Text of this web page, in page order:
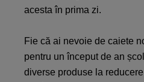
acesta în prima zi.
Fie că ai nevoie de caiete
pentru un început de an
diverse produse la